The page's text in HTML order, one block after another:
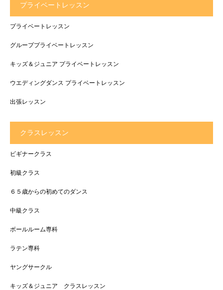
プライベートレッスン
プライベートレッスン
グループプライベートレッスン
キッズ＆ジュニア プライベートレッスン
ウエディングダンス プライベートレッスン
出張レッスン
クラスレッスン
ビギナークラス
初級クラス
６５歳からの初めてのダンス
中級クラス
ボールルーム専科
ラテン専科
ヤングサークル
キッズ＆ジュニア クラスレッスン